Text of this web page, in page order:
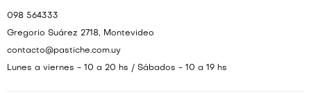
098 564333
Gregorio Suárez 2718, Montevideo
contacto@pastiche.com.uy
Lunes a viernes - 10 a 20 hs / Sábados - 10 a 19 hs